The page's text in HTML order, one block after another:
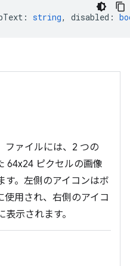
: string, disabled :
ファイルには、2 つの
64x24 ピクセルの画像
す。左側のアイコンはボ
使用され、右側のアイコ
示されます。